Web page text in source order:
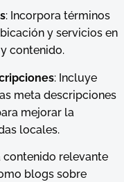
: Incorpora términos
y servicios en
contenido.
: Incluye
meta descripciones
mejorar la
locales.
contenido relevante
blogs sobre